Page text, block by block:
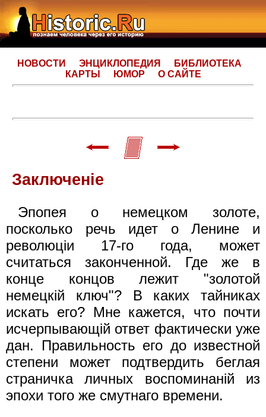
НОВОСТИ ЭНЦИКЛОПЕДИЯ
БИБЛИОТЕКА
КАРТЫ
ЮМОР О САЙТЕ
Заключенiе
Эпопея о немецком золоте,
посколько речь идет о Ленине и
революцiи 17-го года, может
считаться законченной. Где же в
конце концов лежит "золотой
немецкiй ключ"? В каких тайниках
искать его? Мне кажется, что почти
исчерпывающiй ответ фактически уже
дан. Правильность его до известной
степени может подтвердить беглая
страничка личных воспоминанiй из
эпохи того же смутнаго времени.